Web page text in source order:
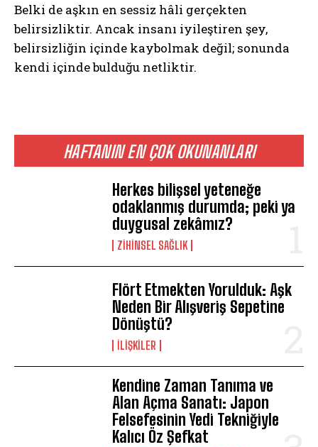
HAFTANIN EN ÇOK OKUNANLARI
Herkes bilişsel yeteneğe
odaklanmış durumda; peki ya
duygusal zekâmız?
ZIHINSEL SAĞLIK
Flört Etmekten Yorulduk: Aşk
Neden Bir Alışveriş Sepetine
Dönüştü?
İLIŞKILER
Kendine Zaman Tanıma ve
Alan Açma Sanatı: Japon
Felsefesinin Yedi Tekniğiyle
Kalıcı Öz Şefkat
Belki de aşkın en sessiz hâli gerçekten
belirsizliktir. Ancak insanı iyileştiren şey,
belirsizliğin içinde kaybolmak değil; sonunda
kendi içinde bulduğu netliktir.